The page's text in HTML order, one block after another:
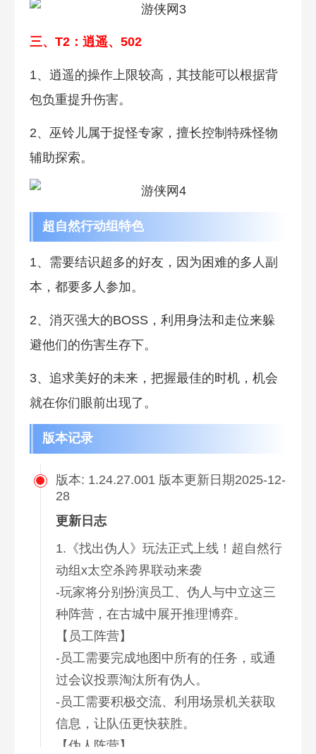
三、T2：逍遥、502
1、逍遥的操作上限较高，其技能可以根据背
包负重提升伤害。
2、巫铃儿属于捉怪专家，擅长控制特殊怪物
辅助探索。
超自然行动组特色
1、需要结识超多的好友，因为困难的多人副
本，都要多人参加。
2、消灭强大的BOSS，利用身法和走位来躲
避他们的伤害生存下。
3、追求美好的未来，把握最佳的时机，机会
就在你们眼前出现了。
版本记录
版本: 1.24.27.001 版本更新日期2025-12-
28
更新日志
1.《找出伪人》玩法正式上线！超自然行
动组x太空杀跨界联动来袭
-玩家将分别扮演员工、伪人与中立这三
种阵营，在古城中展开推理博弈。
【员工阵营】
-员工需要完成地图中所有的任务，或通
过会议投票淘汰所有伪人。
-员工需要积极交流、利用场景机关获取
信息，让队伍更快获胜。
【伪人阵营】